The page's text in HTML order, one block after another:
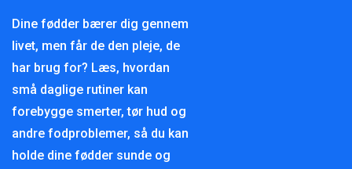
Dine fødder bærer dig gennem
livet, men får de den pleje, de
har brug for? Læs, hvordan
små daglige rutiner kan
forebygge smerter, tør hud og
andre fodproblemer, så du kan
holde dine fødder sunde og